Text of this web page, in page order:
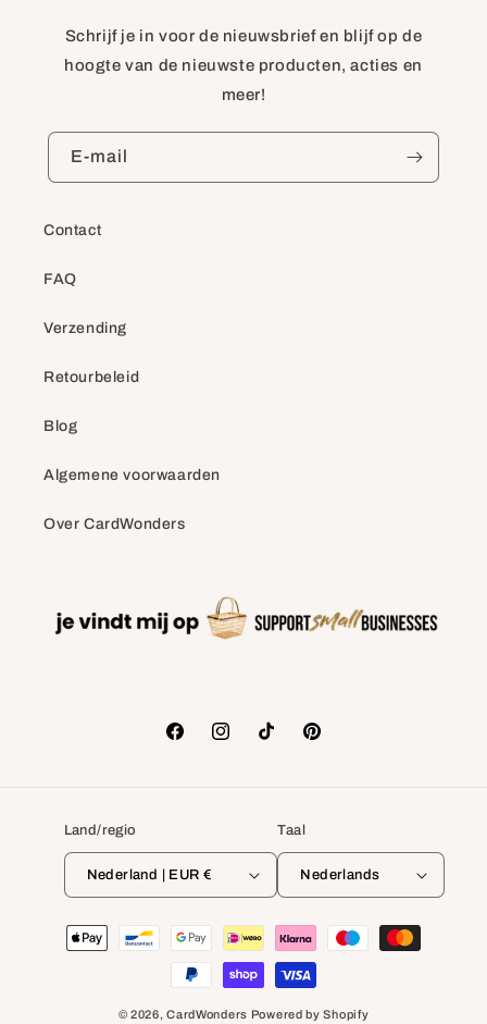
Schrijf je in voor de nieuwsbrief en blijf op de
hoogte van de nieuwste producten, acties en
meer!
E‑mail
Contact
FAQ
Verzending
Retourbeleid
Blog
Algemene voorwaarden
Over CardWonders
FacebookInstagramTikTok Pinterest
Land/regio
Nederland | EUR €
Taal
Nederlands
Betaalmethoden
© 2026,CardWonders Powered by Shopify